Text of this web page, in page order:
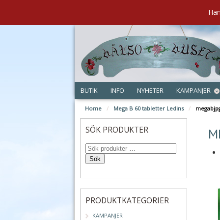
BUTIK INFO NYHETER KAMPANJER
Home / Mega B 60 tabletter Ledins /
SÖK PRODUKTER
Sök
PRODUKTKATEGORIER
KAMPANJER